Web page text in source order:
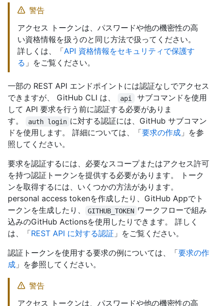
警告
アクセス トークンは、パスワードや他の機密性の高
い資格情報を扱うのと同じ方法で扱ってください。
詳しくは、「API 資格情報をセキュリティで保護す
る 」をご覧ください。
一部の REST API エンドポイントには認証なしでアクセス
できますが、 GitHub CLI は、
api
サブコマンドを使用
して API 要求を行う前に認証する必要がありま
す。
auth login に対する認証には、GitHub サブコマン
ドを使用します。 詳細については、「要求の作成 」を参
照してください。
要求を認証するには、必要なスコープまたはアクセス許可
を持つ認証トークンを提供する必要があります。 トーク
ンを取得するには、いくつかの方法があります。
personal access tokenを作成したり、GitHub Appでト
ークンを生成したり、
GITHUB_TOKEN ワークフローで組み
込みのGitHub Actionsを使用したりできます。 詳しく
は、「REST API に対する認証 」をご覧ください。
認証トークンを使用する要求の例については、「要求の作
成 」を参照してください。
警告
アクセス トークンは、パスワードや他の機密性の高